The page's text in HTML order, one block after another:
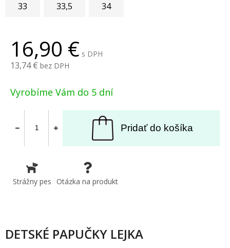
16,90 s DPH
13,74 bez DPH
Vyrobíme Vám do 5 dní
Pridať do košíka
Strážny pes Otázka na produkt
33 33,5 34
DETSKÉ PAPUČKY LEJKA